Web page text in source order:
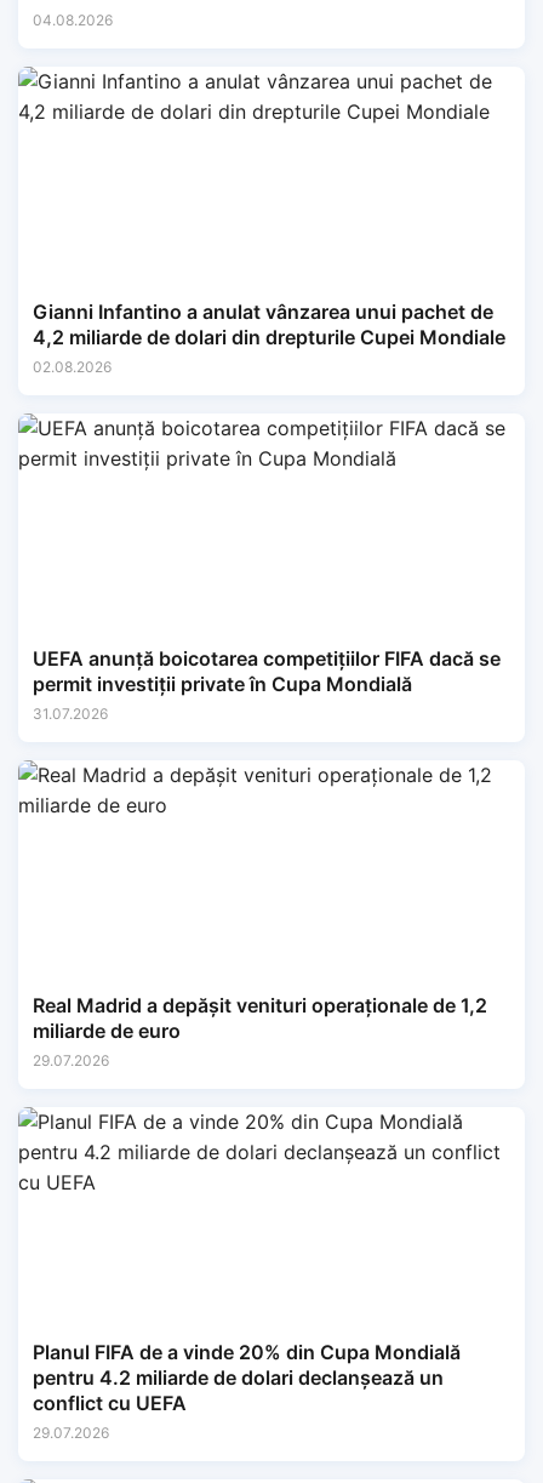
04.08.2026
Gianni Infantino a anulat vânzarea unui pachet de
4,2 miliarde de dolari din drepturile Cupei Mondiale
02.08.2026
UEFA anunță boicotarea competițiilor FIFA dacă se
permit investiții private în Cupa Mondială
31.07.2026
Real Madrid a depășit venituri operaționale de 1,2
miliarde de euro
29.07.2026
Planul FIFA de a vinde 20% din Cupa Mondială
pentru 4.2 miliarde de dolari declanșează un
conflict cu UEFA
29.07.2026